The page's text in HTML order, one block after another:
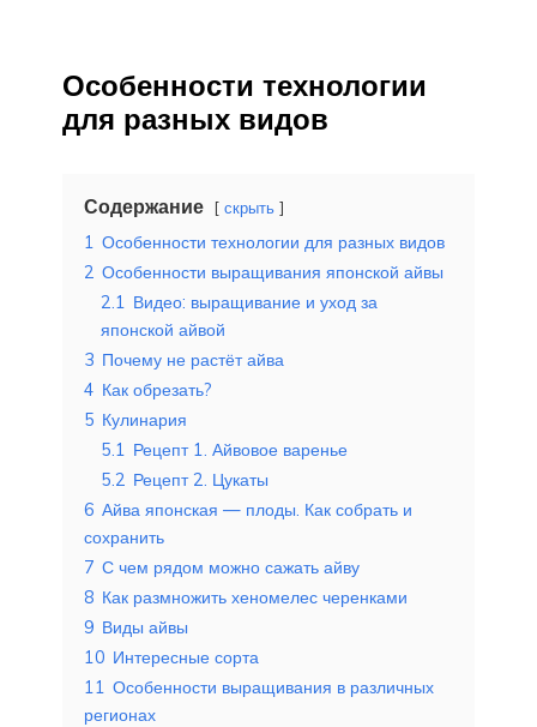
Особенности технологии
для разных видов
Содержание скрыть
1 Особенности технологии для разных видов
2 Особенности выращивания японской айвы
2.1 Видео: выращивание и уход за
японской айвой
3 Почему не растёт айва
4 Как обрезать?
5 Кулинария
5.1 Рецепт 1. Айвовое варенье
5.2 Рецепт 2. Цукаты
6 Айва японская — плоды. Как собрать и
сохранить
7 С чем рядом можно сажать айву
8 Как размножить хеномелес черенками
9 Виды айвы
10 Интересные сорта
11 Особенности выращивания в различных
регионах